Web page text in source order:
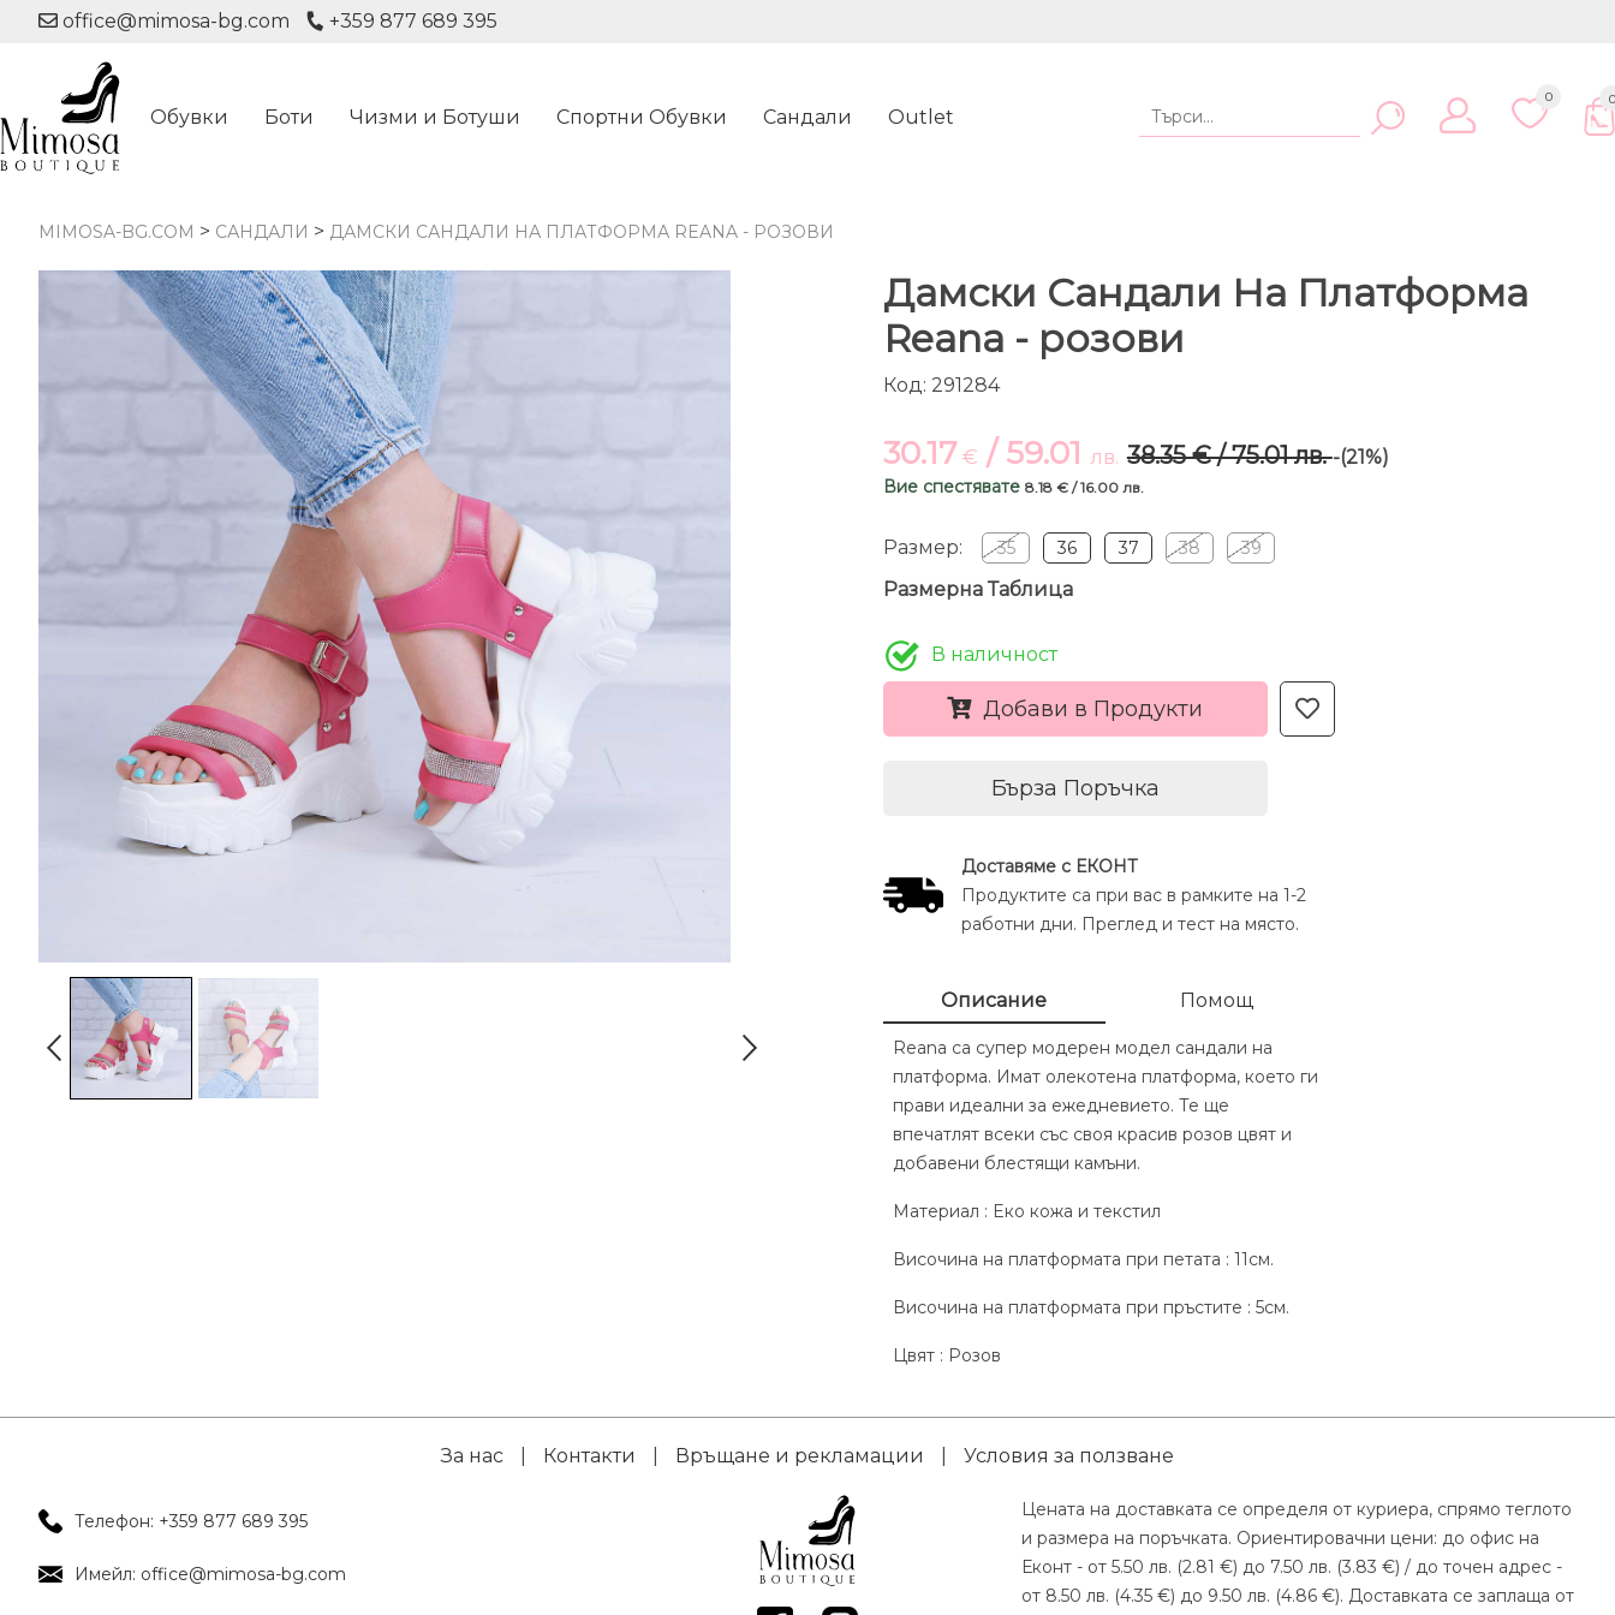
office@mimosa-bg.com +359 877 689 395
Обувки Боти Чизми и Ботуши Спортни Обувки Сандали Outlet
0
0
MIMOSA-BG.COM > САНДАЛИ > ДАМСКИ САНДАЛИ НА ПЛАТФОРМА REANA - РОЗОВИ
Дамски Сандали На Платформа
Reana - розови
Код: 291284
30.17 € / 59.01 лв. 38.35 € / 75.01 лв.-(21%)
Вие спестявате 8.18 € / 16.00 лв.
Размер: 35 36 37 38 39
Размерна Таблица
В наличност
Добави в Продукти
Бърза Поръчка
Доставяме с ЕКОНТ
Продуктите са при вас в рамките на 1-2
работни дни. Преглед и тест на място.
Описание Помощ
Reana са супер модерен модел сандали на
платформа. Имат олекотена платформа, което ги
прави идеални за ежедневието. Те ще
впечатлят всеки със своя красив розов цвят и
добавени блестящи камъни.
Материал : Eко кожа и текстил
Височина на платформата при петата : 11см.
Височина на платформата при пръстите : 5см.
Цвят : Розов
За нас Контакти Връщане и рекламации Условия за ползване
Телефон: +359 877 689 395
Имейл: office@mimosa-bg.com
Цената на доставката се определя от куриера, спрямо теглото
и размера на поръчката. Ориентировачни цени: до офис на
Еконт - от 5.50 лв. (2.81 €) до 7.50 лв. (3.83 €) / до точен адрес -
от 8.50 лв. (4.35 €) до 9.50 лв. (4.86 €). Доставката се заплаща от